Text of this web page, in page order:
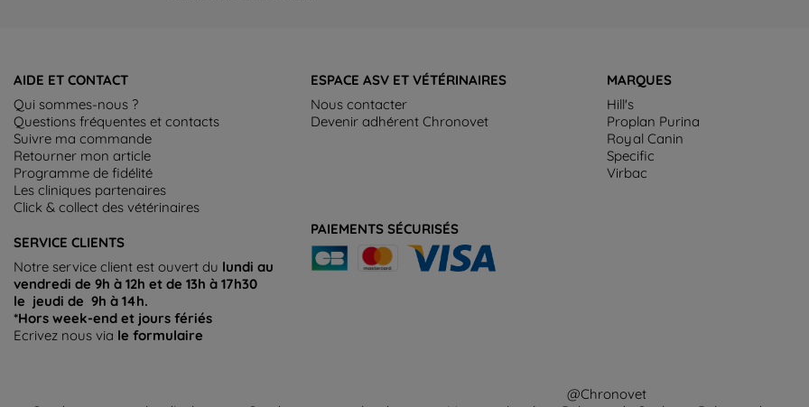
AIDE ET CONTACT
Qui sommes-nous ?
Questions fréquentes et contacts
Suivre ma commande
Retourner mon article
Programme de fidélité
Les cliniques partenaires
Click & collect des vétérinaires
SERVICE CLIENTS
Notre service client est ouvert du lundi au
vendredi de 9h à 12h et de 13h à 17h30
le jeudi de 9h à 14h.
*Hors week-end et jours fériés
Ecrivez nous via le formulaire
ESPACE ASV ET VÉTÉRINAIRES
Nous contacter
Devenir adhérent Chronovet
PAIEMENTS SÉCURISÉS
MARQUES
Hill's
Proplan Purina
Royal Canin
Specific
Virbac
@Chronovet